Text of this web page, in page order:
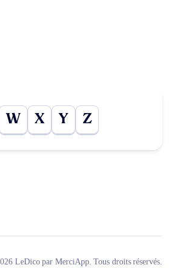
W X Y Z
LeDico par MerciApp. Tous droits réservés.